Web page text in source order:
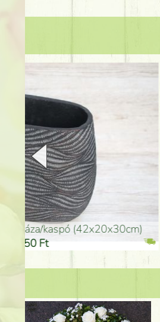
arany színű kerámia váza (40x26cm)